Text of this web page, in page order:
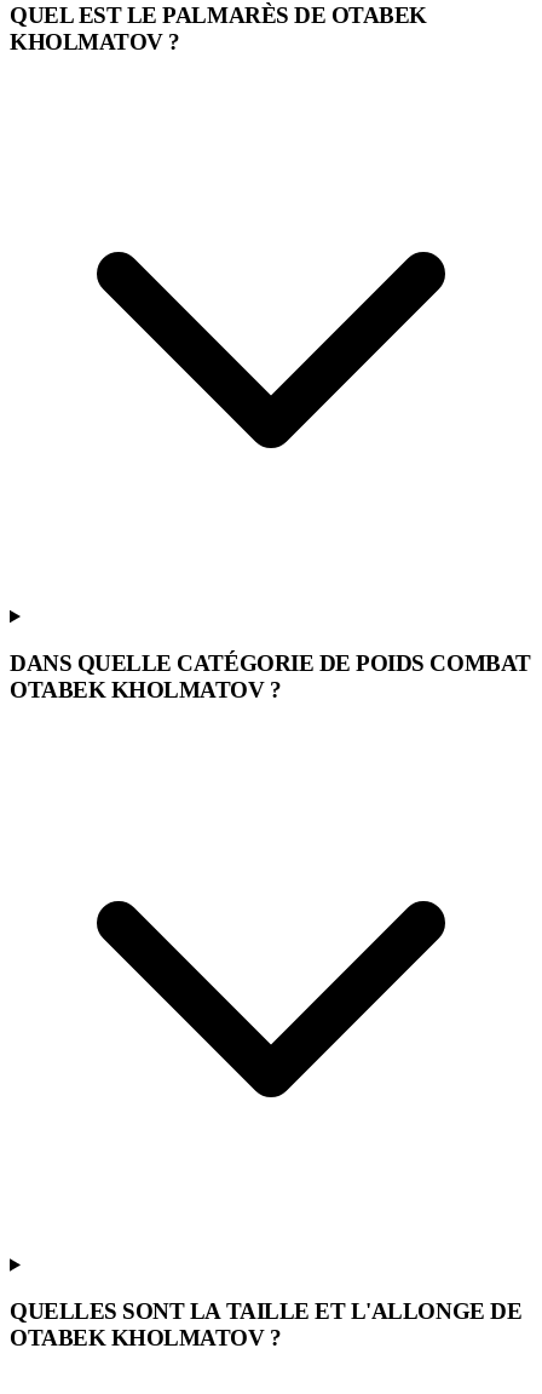
QUEL EST LE PALMARÈS DE OTABEK
KHOLMATOV ?
DANS QUELLE CATÉGORIE DE POIDS COMBAT
OTABEK KHOLMATOV ?
QUELLES SONT LA TAILLE ET L'ALLONGE DE
OTABEK KHOLMATOV ?